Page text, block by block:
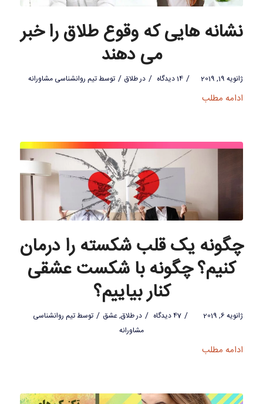
نشانه هایی که وقوع طلاق را خبر
می دهند
ژانویه 19, 2019 / 14 دیدگاه / درطلاق / توسطتیم روانشناسی مشاورانه
ادامه مطلب
چگونه یک قلب شکسته را درمان
کنیم؟ چگونه با شکست عشقی
کنار بیاییم؟
ژانویه 6, 2019 / 47 دیدگاه / درطلاق,عشق / توسطتیم روانشناسی
مشاورانه
ادامه مطلب